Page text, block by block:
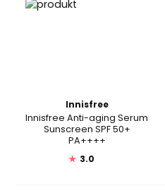
Innisfree
Innisfree Anti-aging Serum
Sunscreen SPF 50+
PA++++
★ 3.0